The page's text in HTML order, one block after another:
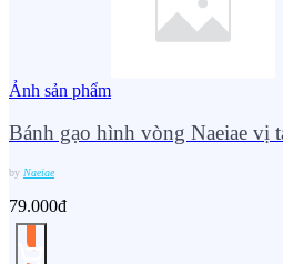
Ảnh sản phẩm
Bánh gạo hình vòng Naeiae vị
by Naeiae
79.000đ